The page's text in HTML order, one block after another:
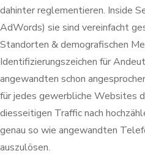
dahinter reglementieren. Inside
AdWords) sie sind vereinfacht
Standorten & demografischen
Identifizierungszeichen für
angewandten schon
für jedes gewerbliche Websites
diesseitigen Traffic nach
genau so wie angewandten
auszulösen.